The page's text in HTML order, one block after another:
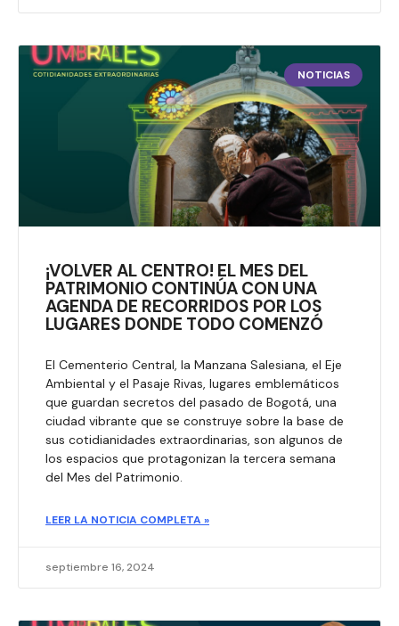
NOTICIAS
¡VOLVER AL CENTRO! EL MES DEL
PATRIMONIO CONTINÚA CON UNA
AGENDA DE RECORRIDOS POR LOS
LUGARES DONDE TODO COMENZÓ
El Cementerio Central, la Manzana Salesiana, el Eje
Ambiental y el Pasaje Rivas, lugares emblemáticos
que guardan secretos del pasado de Bogotá, una
ciudad vibrante que se construye sobre la base de
sus cotidianidades extraordinarias, son algunos de
los espacios que protagonizan la tercera semana
del Mes del Patrimonio.
LEER LA NOTICIA COMPLETA »
septiembre 16, 2024